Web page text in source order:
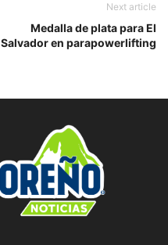
Next article
Medalla de plata para El
Salvador en parapowerlifting